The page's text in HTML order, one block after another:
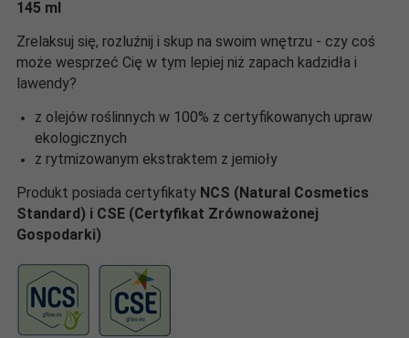
145 ml
Zrelaksuj się, rozluźnij i skup na swoim wnętrzu - czy coś
może wesprzeć Cię w tym lepiej niż zapach kadzidła i
lawendy?
z olejów roślinnych w 100% z certyfikowanych upraw
ekologicznych
z rytmizowanym ekstraktem z jemioły
Produkt posiada certyfikaty NCS (Natural Cosmetics
Standard) i CSE (Certyfikat Zrównoważonej
Gospodarki)